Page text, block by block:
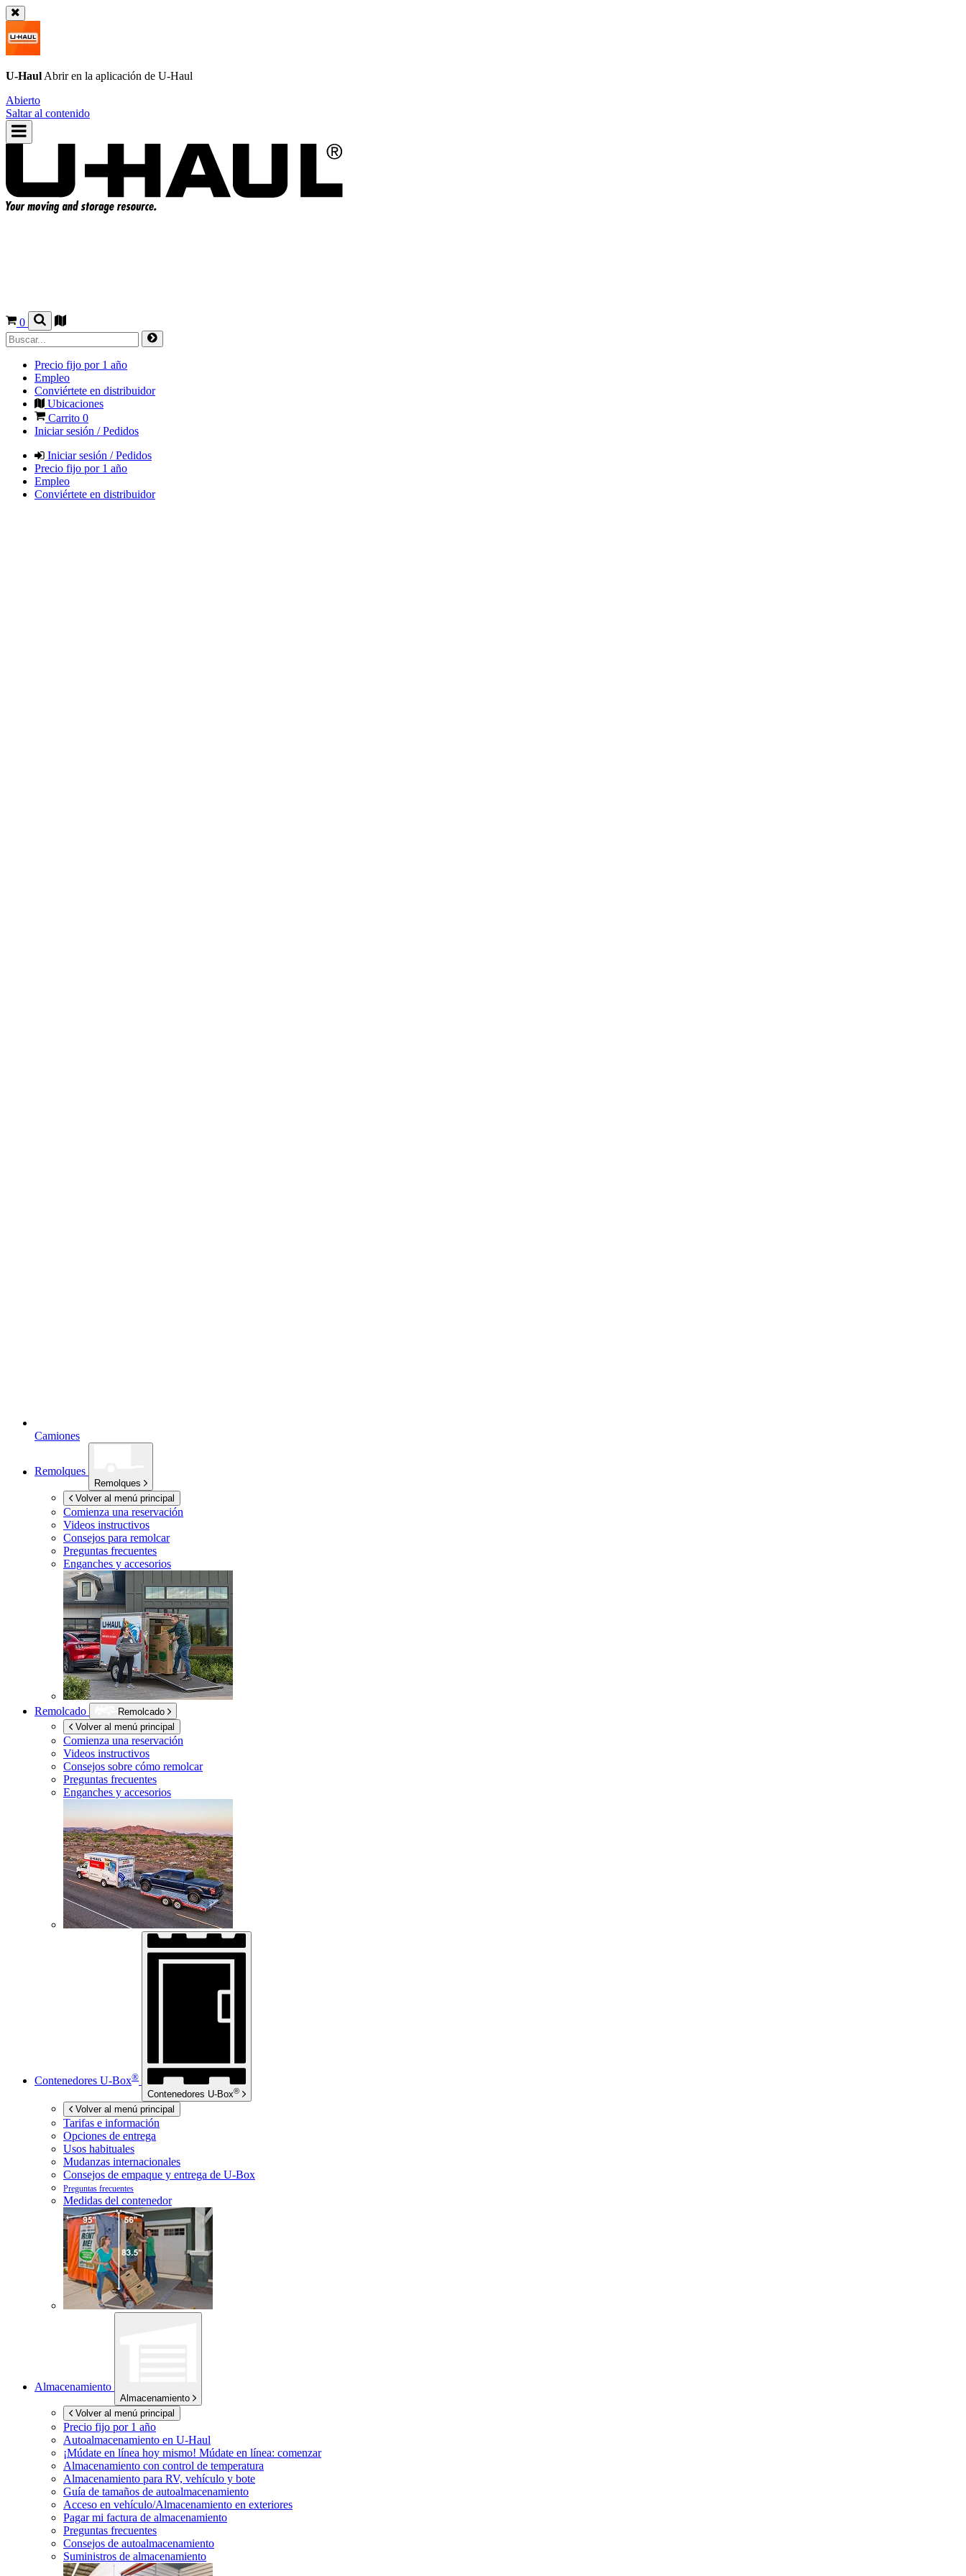
U-Haul Abrir en la aplicación de U-Haul
Abierto
Saltar al contenido
0
Precio fijo por 1 año
Empleo
Conviértete en distribuidor
Ubicaciones
Carrito 0
Iniciar sesión / Pedidos
Iniciar sesión / Pedidos
Precio fijo por 1 año
Empleo
Conviértete en distribuidor
Camiones
Remolques
Remolques
Volver al menú principal
Comienza una reservación
Videos instructivos
Consejos para remolcar
Preguntas frecuentes
Enganches y accesorios
Remolcado
Remolcado
Volver al menú principal
Comienza una reservación
Videos instructivos
Consejos sobre cómo remolcar
Preguntas frecuentes
Enganches y accesorios
Contenedores U-Box®
Contenedores U-Box®
Volver al menú principal
Tarifas e información
Opciones de entrega
Usos habituales
Mudanzas internacionales
Consejos de empaque y entrega de U-Box
Preguntas frecuentes
Medidas del contenedor
Almacenamiento
Almacenamiento
Volver al menú principal
Precio fijo por 1 año
Autoalmacenamiento en U-Haul
¡Múdate en línea hoy mismo! Múdate en línea: comenzar
Almacenamiento con control de temperatura
Almacenamiento para RV, vehículo y bote
Guía de tamaños de autoalmacenamiento
Acceso en vehículo/Almacenamiento en exteriores
Pagar mi factura de almacenamiento
Preguntas frecuentes
Consejos de autoalmacenamiento
Suministros de almacenamiento